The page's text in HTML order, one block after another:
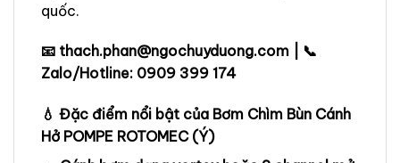
quốc.
📧 thach.phan@ngochuyduong.com | 📞
Zalo/Hotline: 0909 399 174
💧 Đặc điểm nổi bật của Bơm Chìm Bùn Cánh
Hở POMPE ROTOMEC (Ý)